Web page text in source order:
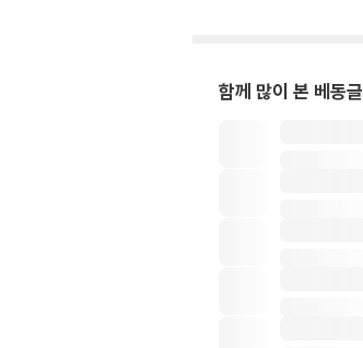
함께 많이 본 베동글